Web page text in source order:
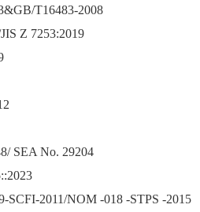
T16483-2008
Z 7253:2019
SEA No. 29204
:2023
SCFI-2011/NOM -018 -STPS -2015